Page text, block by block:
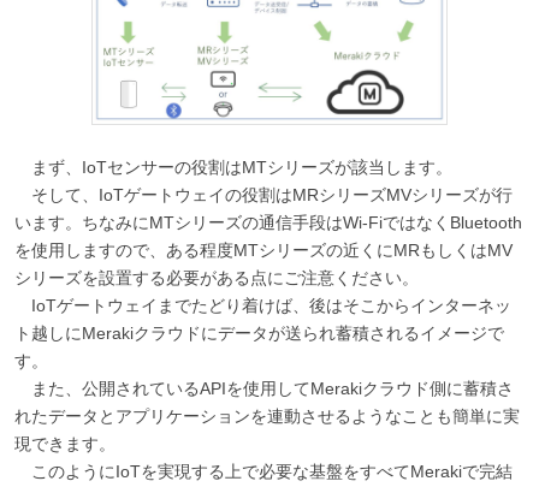
まず、IoTセンサーの役割はMTシリーズが該当します。
そして、IoTゲートウェイの役割はMRシリーズMVシリーズが行
います。ちなみにMTシリーズの通信手段はWi-FiではなくBluetooth
を使用しますので、ある程度MTシリーズの近くにMRもしくはMV
シリーズを設置する必要がある点にご注意ください。
IoTゲートウェイまでたどり着けば、後はそこからインターネッ
ト越しにMerakiクラウドにデータが送られ蓄積されるイメージで
す。
また、公開されているAPIを使用してMerakiクラウド側に蓄積さ
れたデータとアプリケーションを連動させるようなことも簡単に実
現できます。
このようにIoTを実現する上で必要な基盤をすべてMerakiで完結